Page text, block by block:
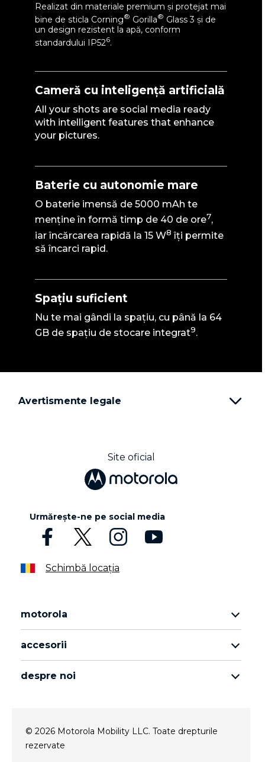
Realizat din materiale premium și protejat mai
bine de sticla Corning® Gorilla® Glass 3 și de
un design rezistent la apă, conform
standardului IP526.
Cameră cu inteligență artificială
All your shots are social media ready
with intelligent features that enhance
your pictures.
Baterie cu autonomie mare
O baterie imensă de 5000 mAh te
menține în formă timp de 40 de ore7,
iar încărcarea rapidă la 15 W8 îți permite
să încarci rapid.
Spațiu suficient
Nu te mai gândi la spațiu, cu până la 64
GB de spațiu de stocare integrat9.
Avertismente legale
Site oficial
Urmărește-ne pe social media
Schimbă locația
motorola
motorola g family
accesorii
despre noi
conditions of sale
termenii de utilizare
© 2026 Motorola Mobility LLC. Toate drepturile
rezervate